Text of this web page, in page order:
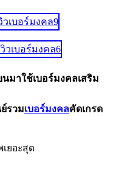
มาใช้เบอร์มงคลเสริม
รวมเบอร์มงคลคัดเกรด
ยอะสุด